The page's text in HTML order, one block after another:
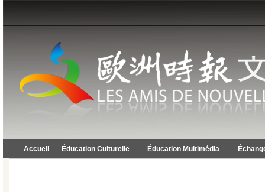
Accueil Éducation Culturelle Éducation Multimédia